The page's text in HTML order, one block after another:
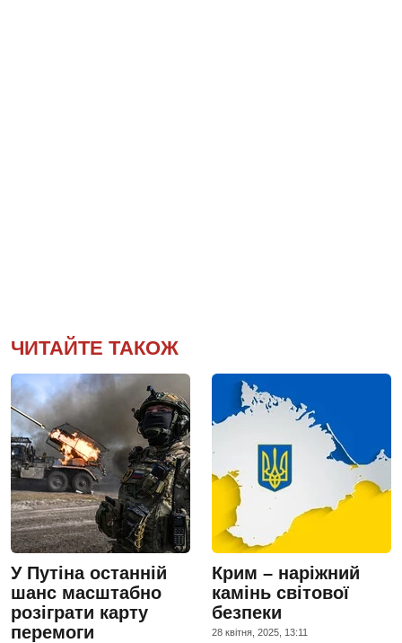
ЧИТАЙТЕ ТАКОЖ
У Путіна останній
шанс масштабно
розіграти карту
перемоги
Крим – наріжний
камінь світової
безпеки
28 квiтня, 2025, 13:11